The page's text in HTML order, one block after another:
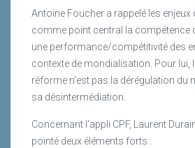
Antoine Foucher a rappelé les enjeux
comme point central la compétence
une performance/compétitivité des
contexte de mondialisation. Pour lui,
réforme n’est pas la dérégulation du
sa désintermédiation.
Concernant l’appli CPF, Laurent
pointé deux éléments forts :